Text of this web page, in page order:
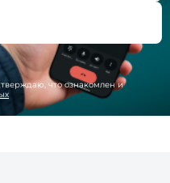
что ознакомлен и